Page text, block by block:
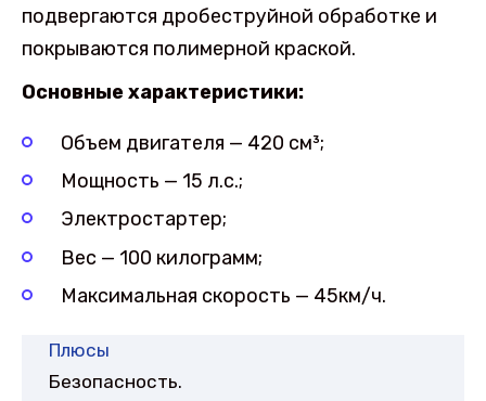
подвергаются дробеструйной обработке и
покрываются полимерной краской.
Основные характеристики:
Объем двигателя — 420 см³;
Мощность — 15 л.с.;
Электростартер;
Вес — 100 килограмм;
Максимальная скорость — 45км/ч.
Плюсы
Безопасность.